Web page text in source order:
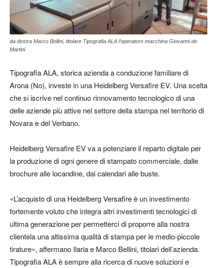
da destra Marco Bellini, titolare Tipografia ALA l’operatore macchina Giovanni de
Martini
Tipografia ALA, storica azienda a conduzione familiare di
Arona (No), investe in una Heidelberg Versafire EV. Una scelta
che si iscrive nel continuo rinnovamento tecnologico di una
delle aziende più attive nel settore della stampa nel territorio di
Novara e del Verbano.
Heidelberg Versafire EV va a potenziare il reparto digitale per
la produzione di ogni genere di stampato commerciale, dalle
brochure alle locandine, dai calendari alle buste.
«L’acquisto di una Heidelberg Versafire è un investimento
fortemente voluto che integra altri investimenti tecnologici di
ultima generazione per permetterci di proporre alla nostra
clientela una altissima qualità di stampa per le medio-piccole
tirature», affermano Ilaria e Marco Bellini, titolari dell’azienda.
Tipografia ALA è sempre alla ricerca di nuove soluzioni e